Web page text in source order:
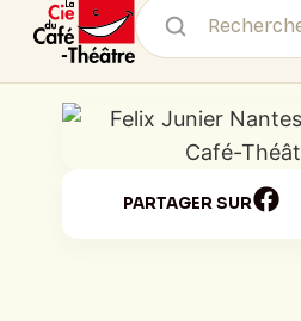
PARTAGER SUR